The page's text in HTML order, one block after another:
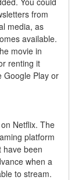
from
media, as
available.
movie in
renting it
Google Play or
Netflix. The
platform
have been
when a
to stream.